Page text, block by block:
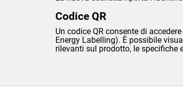
Codice QR
Un codice QR consente di
Energy Labelling). È possibile
rilevanti sul prodotto, le specifiche